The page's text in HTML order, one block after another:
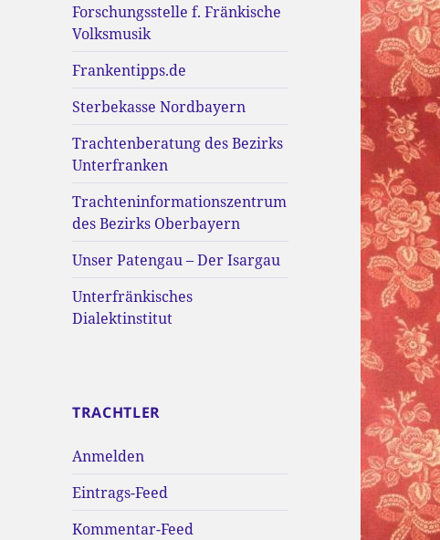
Forschungsstelle f. Fränkische
Volksmusik
Frankentipps.de
Sterbekasse Nordbayern
Trachtenberatung des Bezirks
Unterfranken
Trachteninformationszentrum
des Bezirks Oberbayern
Unser Patengau – Der Isargau
Unterfränkisches
Dialektinstitut
TRACHTLER
Anmelden
Eintrags-Feed
Kommentar-Feed